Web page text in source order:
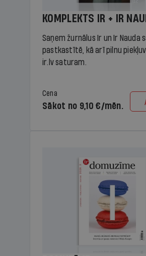
KOMPLEKTS IR + IR
Saņem žurnālus Ir un Ir Nauda
pastkastītē, kā arī pilnu
ir.lv saturam.
Cena
Sākot no 9,10 €/mēn.